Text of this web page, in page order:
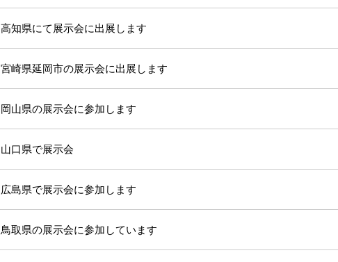
高知県にて展示会に出展します
宮崎県延岡市の展示会に出展します
岡山県の展示会に参加します
山口県で展示会
広島県で展示会に参加します
鳥取県の展示会に参加しています